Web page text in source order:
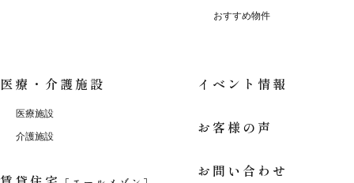
おすすめ物件
医療・介護施設
医療施設
介護施設
イベント情報
お客様の声
お問い合わせ